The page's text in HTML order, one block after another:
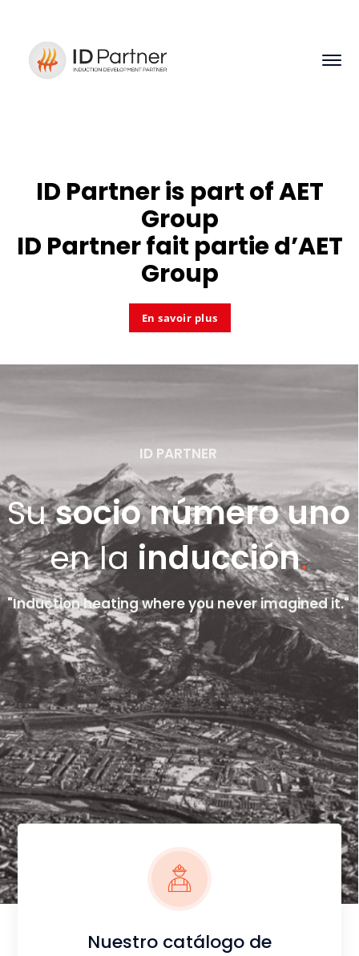
ID Partner is part ofAET
Group
ID Partner fait partie d’AET
Group
En savoir plus
"Induction heating where you never imagined it."
Susocio número uno
en la inducción.
ID PARTNER
Nuestro catálogo de